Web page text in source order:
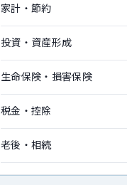
家計・節約
投資・資産形成
生命保険・損害保険
税金・控除
老後・相続